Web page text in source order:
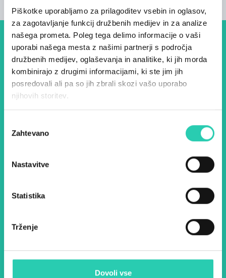
Piškotke uporabljamo za prilagoditev vsebin in oglasov,
za zagotavljanje funkcij družbenih medijev in za analize
našega prometa. Poleg tega delimo informacije o vaši
uporabi našega mesta z našimi partnerji s področja
družbenih medijev, oglaševanja in analitike, ki jih morda
kombinirajo z drugimi informacijami, ki ste jim jih
posredovali ali pa so jih zbrali skozi vašo uporabo
njihovih storitev.
soglasja
Zahtevano
Nastavitve
Statistika
Trženje
Dovoli vse
Dogodki, članki in zgodbe iz
evropske prestolnice kulture
– prijavite se na naš novičnik
in ostanite na tekočem z
seznanjen z obdelavo osebnih podatkov za
namen pošiljanja novic.